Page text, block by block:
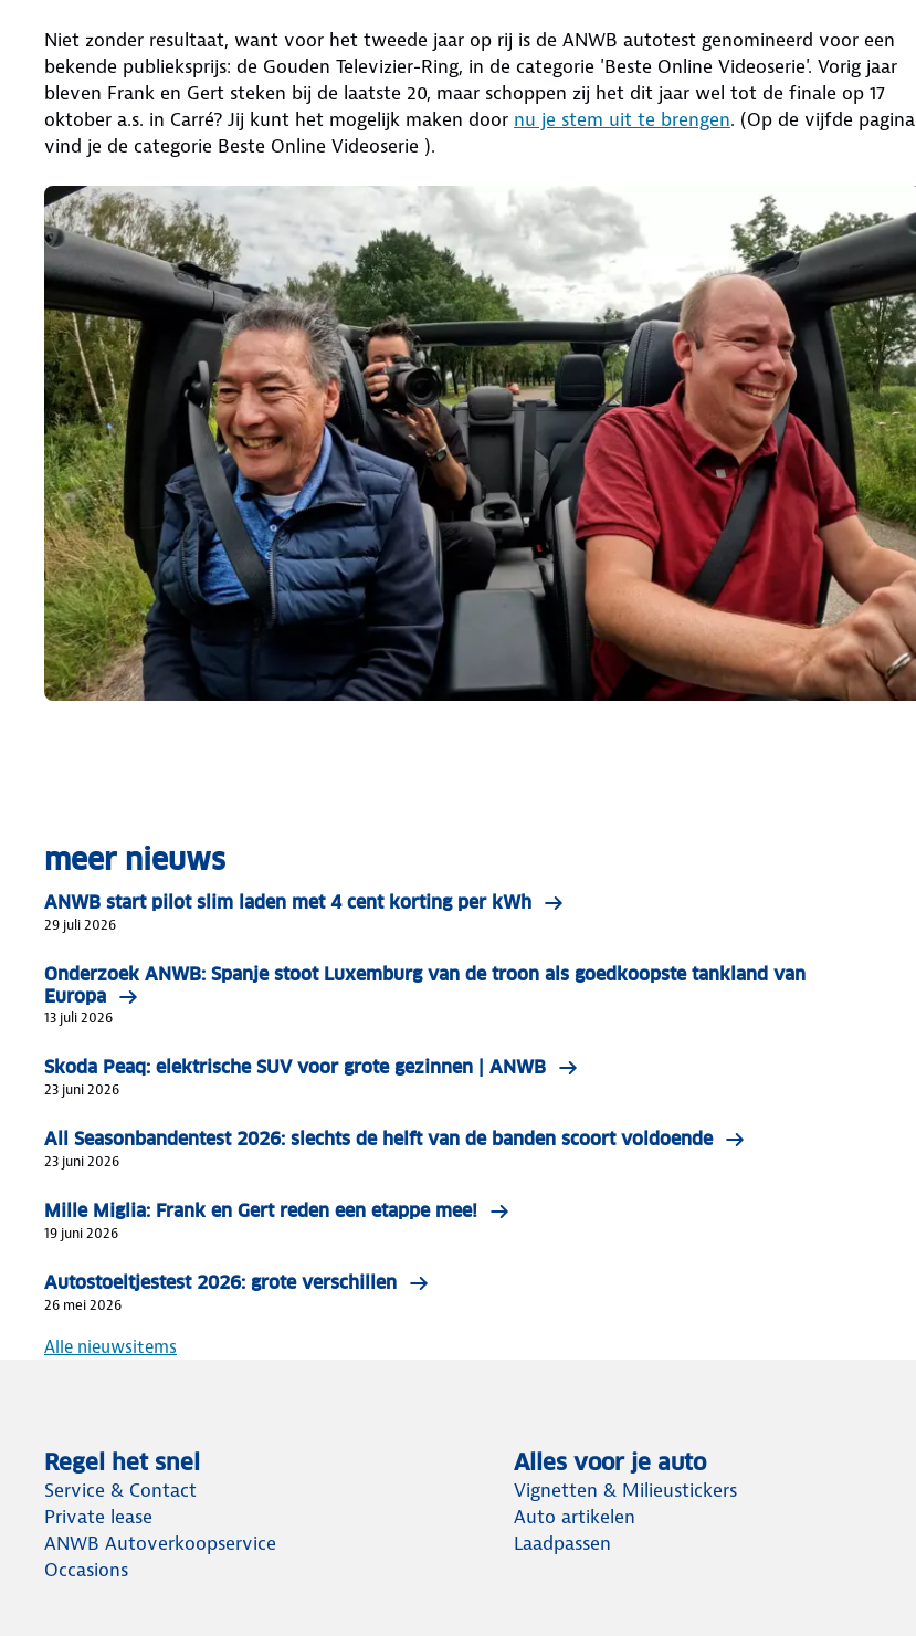
Niet zonder resultaat, want voor het tweede jaar op rij is de ANWB autotest genomineerd voor een
bekende publieksprijs: de Gouden Televizier-Ring, in de categorie 'Beste Online Videoserie'. Vorig jaar
bleven Frank en Gert steken bij de laatste 20, maar schoppen zij het dit jaar wel tot de finale op 17
oktober a.s. in Carré? Jij kunt het mogelijk maken door nu je stem uit te brengen. (Op de vijfde pagina
vind je de categorie Beste Online Videoserie ).
meer nieuws
ANWB start pilot slim laden met 4 cent korting per kWh
29 juli 2026
Onderzoek ANWB: Spanje stoot Luxemburg van de troon als goedkoopste tankland van
Europa
13 juli 2026
Skoda Peaq: elektrische SUV voor grote gezinnen | ANWB
23 juni 2026
All Seasonbandentest 2026: slechts de helft van de banden scoort voldoende
23 juni 2026
Mille Miglia: Frank en Gert reden een etappe mee!
19 juni 2026
Autostoeltjestest 2026: grote verschillen
26 mei 2026
Alle nieuwsitems
Regel het snel
Service & Contact
Private lease
ANWB Autoverkoopservice
Occasions
Alles voor je auto
Vignetten & Milieustickers
Auto artikelen
Laadpassen